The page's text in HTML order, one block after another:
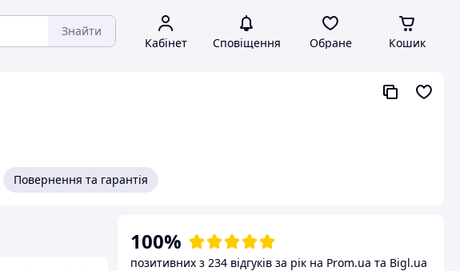
Знайти
Кабінет Сповіщення Обране Кошик
Повернення та гарантія
100%
позитивних з 234 відгуків за рік на Prom.ua та Bigl.ua